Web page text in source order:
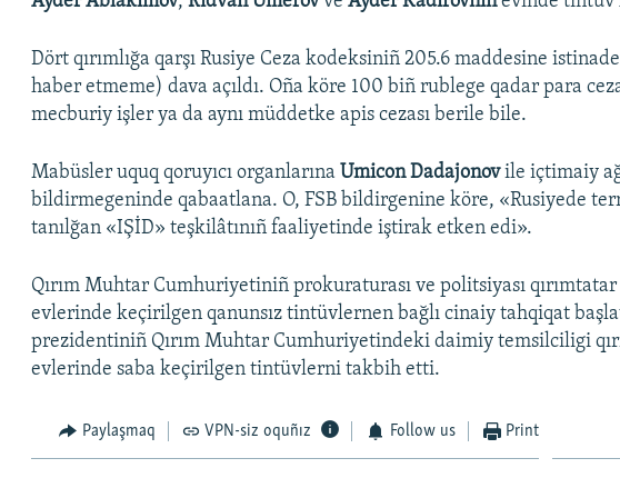
Dört qırımlığa qarşı Rusiye Ceza kodeksiniñ 205.6 maddesine
haber etmeme) dava açıldı. Oña köre 100 biñ rublege qadar para
mecburiy işler ya da aynı müddetke apis cezası berile bile.
Mabüsler uquq qoruyıcı organlarına Umicon Dadajonovile içtimaiy
bildirmegeninde qabaatlana. O, FSB bildirgenine köre, «Rusiyede
tanılğan «IŞİD» teşkilâtınıñ faaliyetinde iştirak etken edi».
Qırım Muhtar Cumhuriyetiniñ prokuraturası ve politsiyası
evlerinde keçirilgen qanunsız tintüvlernen bağlı cinaiy tahqiqat
prezidentiniñ Qırım Muhtar Cumhuriyetindeki daimiy temsilciligi
evlerinde saba keçirilgen tintüvlerni takbih etti.
Paylaşmaq VPN-siz oquñız Follow us Print